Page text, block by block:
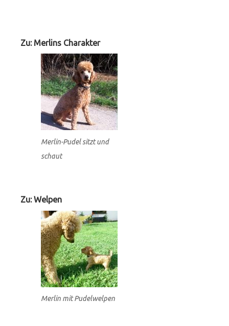
Widgets
Zu: Merlins Charakter
Merlin-Pudel sitzt und
schaut
Zu: Welpen
Merlin mit Pudelwelpen